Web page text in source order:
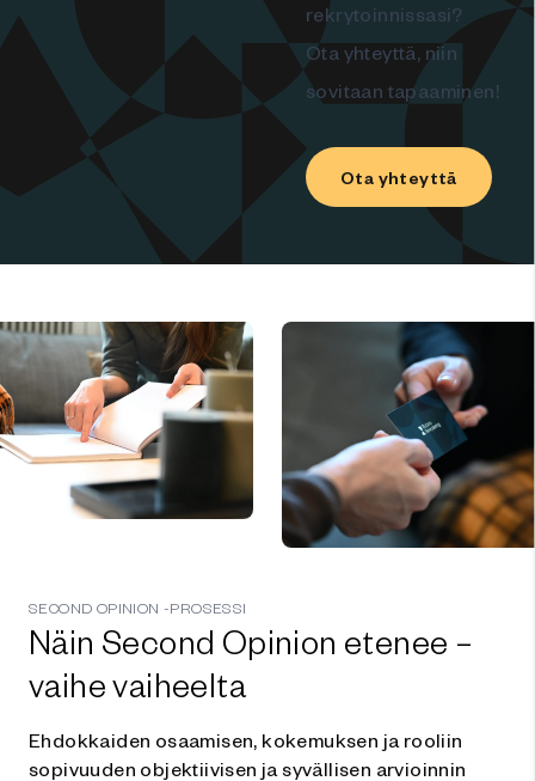
rekrytoinnissasi?
Ota yhteyttä, niin
sovitaan tapaaminen!
Ota yhteyttä
SECOND OPINION -PROSESSI
Näin Second Opinion etenee –
vaihe vaiheelta
Ehdokkaiden osaamisen, kokemuksen ja rooliin
sopivuuden objektiivisen ja syvällisen arvioinnin